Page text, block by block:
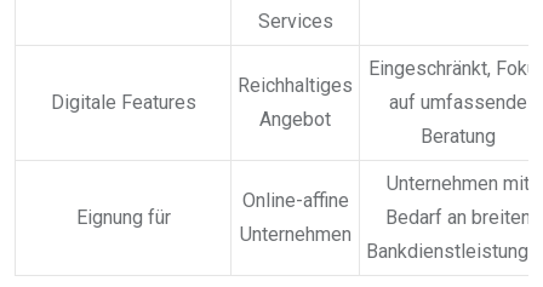
Services
Digitale Features
Reichhaltiges
Angebot
Eingeschränkt,
auf umfassende
Beratung
Eignung für
Online-affine
Unternehmen
Unternehmen mit
Bedarf an breiten